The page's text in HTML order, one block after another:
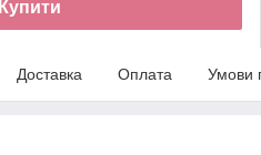
Купити
Доставка Оплата Умови